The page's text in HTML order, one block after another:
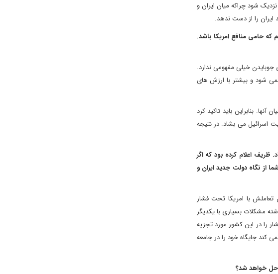
شود چراکه میان ایران و
ایران را از دست ندهد.
که حامی منافع امریکا باشد.
خیلی مفهومی ندارد.
شود و بیشتر با ارزش های
میان آنها. بنابراین باید تاکید کرد
اسرائیل می بشاد. در نتیجه
. ظریف اعلام کرده بود که اگر
از نگاه دولت جدید ایران و
با امریکا تحت فشار
خاصی در امریکا تحت فشار است و باید آن را درک کرد به ویژه میان دو کشوری که در ۳۵ سال گذشته مشکلات بسیاری با یکدیگر
را در این کشور مورد تجزیه
جایگاه خود را در جامعه
حل خواهد شد؟